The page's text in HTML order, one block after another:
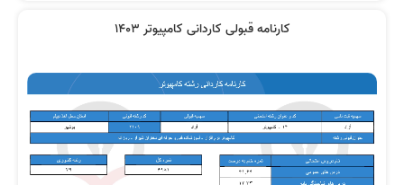
کارنامه قبولی کاردانی کامپیوتر 1403